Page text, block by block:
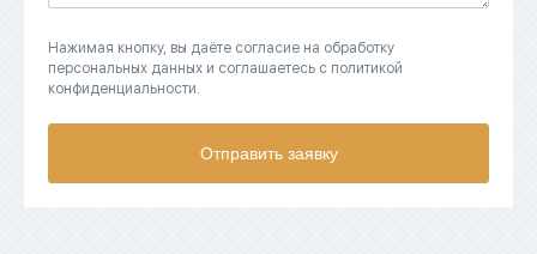
Нажимая кнопку, вы даёте согласие на обработку
персональных данных и соглашаетесь с политикой
конфиденциальности.
Отправить заявку